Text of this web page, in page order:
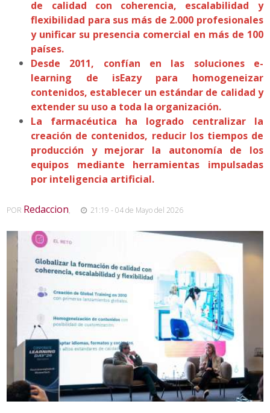
de calidad con coherencia, escalabilidad y
flexibilidad para sus más de 2.000 profesionales
y unificar su presencia comercial en más de 100
países.
Desde 2011, confían en las soluciones e-
learning de isEazy para homogeneizar
contenidos, establecer un estándar de calidad y
extender su uso a toda la organización.
La farmacéutica ha logrado centralizar la
creación de contenidos, reducir los tiempos de
producción y mejorar la autonomía de los
equipos mediante herramientas impulsadas
por inteligencia artificial.
POR Redaccion, 21:19 - 04 de Mayo del 2026